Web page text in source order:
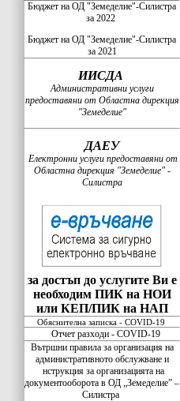
Бюджет на ОД "Земеделие"-Силистра
за 2022
Бюджет на ОД "Земеделие"-Силистра
за 2021
ИИСДА
Административни услуги
предоставяни от Областна дирекция
"Земеделие"
ДАЕУ
Електронни услуги предоставяни от
Областна дирекция "Земеделие" -
Силистра
за достъп до услугите Ви е
необходим ПИК на НОИ
или КЕП/ПИК на НАП
Обяснителна записка - COVID-19
Отчет разходи - COVID-19
Вътршни правила за организация на
административното обслужване и
нструкция за организацията на
документооборота в ОД „Земеделие” –
Силистра